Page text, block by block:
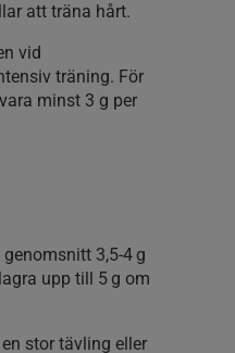
att träna hårt.
vid
träning. För
minst 3 g per
3,5-4 g
upp till 5 g om
stor tävling eller